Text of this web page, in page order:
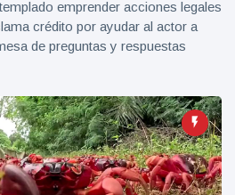
emprender acciones legales
crédito por ayudar al actor a
de preguntas y respuestas